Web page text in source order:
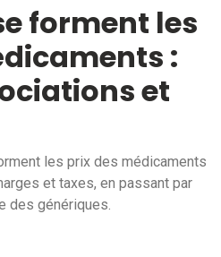
forment les
:
et
les prix des médicaments
et taxes, en passant par
des génériques.